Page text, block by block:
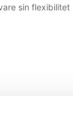
sin